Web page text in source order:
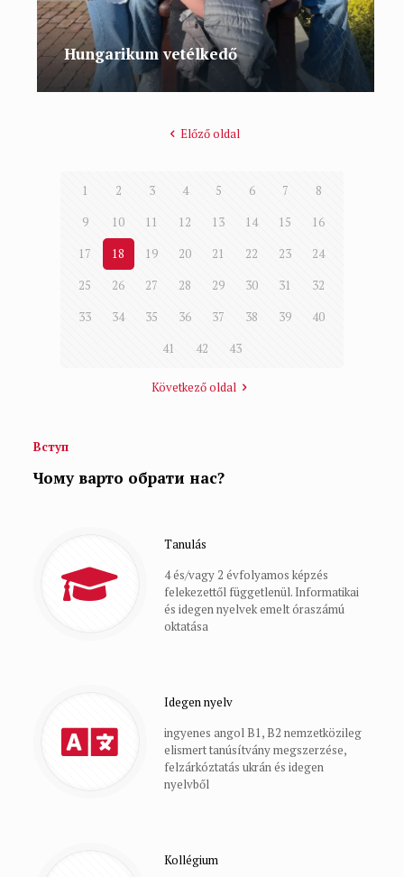
Hungarikum vetélkedő
Előző oldal
1 2 3 4 5 6 7
8
9
10 11 12 13 14 15
16
17
18 19 20 21 22 23
24
25
26 27 28 29 30 31
32
33
34 35 36 37 38 39
40
41
42 43
Következő oldal
Вступ
Чому варто обрати нас?
Tanulás
4 és/vagy 2 évfolyamos képzés
felekezettől függetlenül. Informatikai
és idegen nyelvek emelt óraszámú
oktatása
Idegen nyelv
ingyenes angol B1, B2 nemzetközileg
elismert tanúsítvány megszerzése,
felzárkóztatás ukrán és idegen
nyelvből
Kollégium